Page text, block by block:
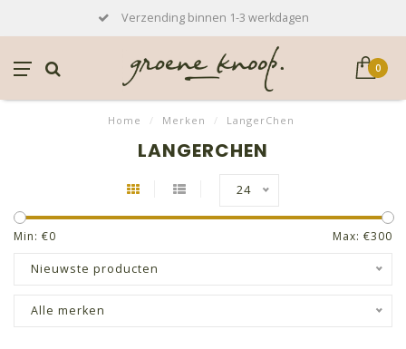
Verzending binnen 1-3 werkdagen
0
Home / Merken / LangerChen
LANGERCHEN
24
Min: €0 Max: €300
Nieuwste producten
Alle merken